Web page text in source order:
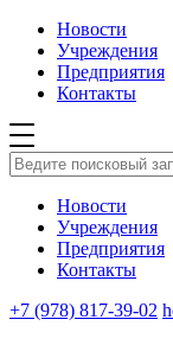
Новости
Учреждения
Предприятия
Контакты
Новости
Учреждения
Предприятия
Контакты
+7 (978) 817-39-02